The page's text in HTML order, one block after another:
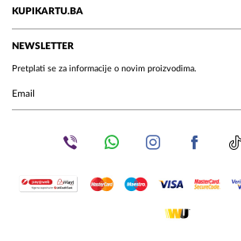
KUPIKARTU.BA
NEWSLETTER
Pretplati se za informacije o novim proizvodima.